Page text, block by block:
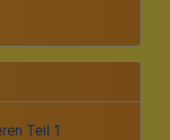
Teil 1